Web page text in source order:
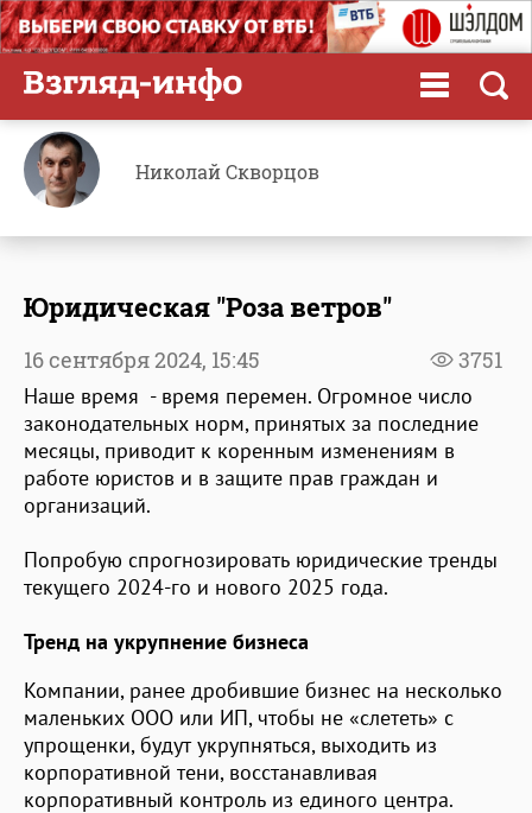
Николай Скворцов
Юридическая "Роза ветров"
3751
16 сентября 2024, 15:45
Наше время - время перемен. Огромное число
законодательных норм, принятых за последние
месяцы, приводит к коренным изменениям в
работе юристов и в защите прав граждан и
организаций.
Попробую спрогнозировать юридические тренды
текущего 2024-го и нового 2025 года.
Тренд на укрупнение бизнеса
Компании, ранее дробившие бизнес на несколько
маленьких ООО или ИП, чтобы не «слететь» с
упрощенки, будут укрупняться, выходить из
корпоративной тени, восстанавливая
корпоративный контроль из единого центра.